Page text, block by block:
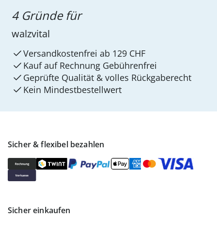
Sicher & flexibel bezahlen
Sicher einkaufen
4 Gründe für
walzvital
Versandkostenfrei ab 129 CHF
Kauf auf Rechnung Gebührenfrei
Geprüfte Qualität & volles Rückgaberecht
Kein Mindest­bestellwert